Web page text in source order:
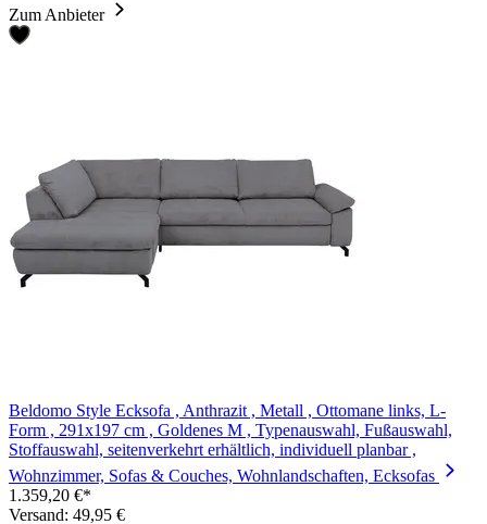
Zum Anbieter
Beldomo Style Ecksofa , Anthrazit , Metall , Ottomane links, L-
Form , 291x197 cm , Goldenes M , Typenauswahl, Fußauswahl,
Stoffauswahl, seitenverkehrt erhältlich, individuell planbar ,
Wohnzimmer, Sofas & Couches, Wohnlandschaften, Ecksofas
1.359,20 €*
Versand: 49,95 €